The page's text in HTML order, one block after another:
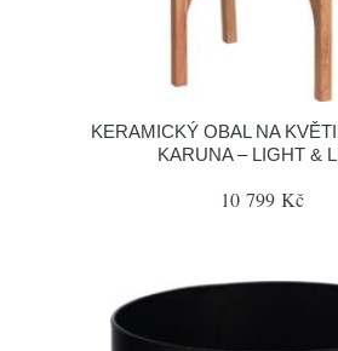
KERAMICKÝ OBAL NA
KARUNA – LIGHT &
10 799 Kč